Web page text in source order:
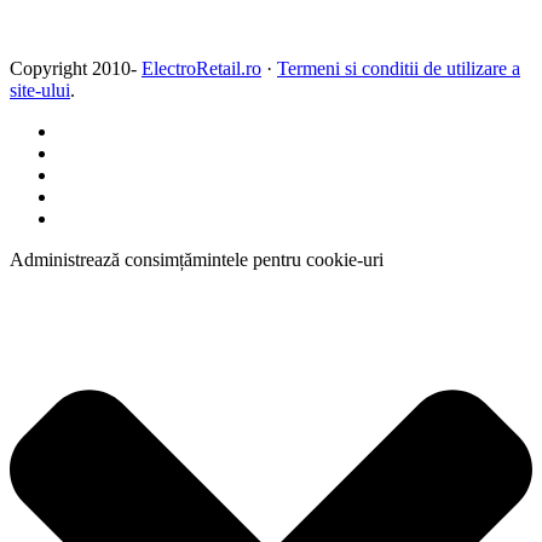
Copyright 2010- ElectroRetail.ro · Termeni si conditii de utilizare a
site-ului.
Administrează consimțămintele pentru cookie-uri